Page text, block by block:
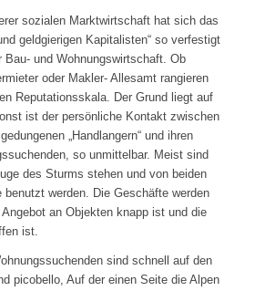
sozialen Marktwirtschaft hat sich das
geldgierigen Kapitalisten“ so verfestigt
Bau- und Wohnungswirtschaft. Ob
oder Makler- Allesamt rangieren
Reputationsskala. Der Grund liegt auf
ist der persönliche Kontakt zwischen
„Handlangern“ und ihren
so unmittelbar. Meist sind
des Sturms stehen und von beiden
werden. Die Geschäfte werden
an Objekten knapp ist und die
ist.
sind schnell auf den
picobello, Auf der einen Seite die Alpen